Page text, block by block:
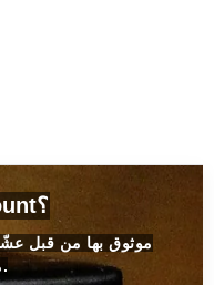
لماذا تختار HumidorDiscount؟
مثيل لها، واختيارات، وأسعار وضمانات.